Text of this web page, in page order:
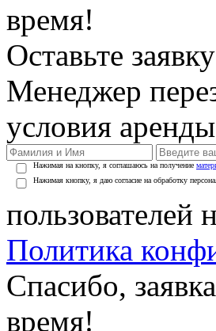
время!
Оставьте заявку
Менеджер
условия аренды
Нажимая на кнопку, я соглашаюсь на получение
Нажимая кнопку, я даю согласие на обработку
пользователей
Политика
Спасибо,
время!